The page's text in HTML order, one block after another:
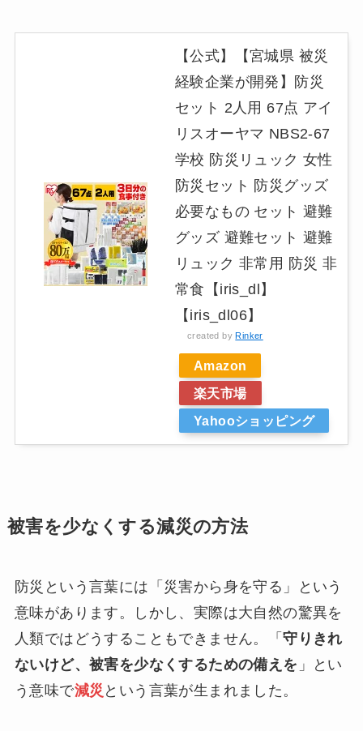
【公式】【宮城県 被災
経験企業が開発】防災
セット 2人用 67点 アイ
リスオーヤマ NBS2-67
学校 防災リュック 女性
防災セット 防災グッズ
必要なもの セット 避難
グッズ 避難セット 避難
リュック 非常用 防災 非
常食【iris_dl】
【iris_dl06】
created byRinker
Amazon
楽天市場
Yahooショッピング
被害を少なくする減災の方法
防災という言葉には「災害から身を守る」という
意味があります。しかし、実際は大自然の驚異を
人類ではどうすることもできません。「守りきれ
ないけど、被害を少なくするための備えを 」とい
う意味で減災 という言葉が生まれました。